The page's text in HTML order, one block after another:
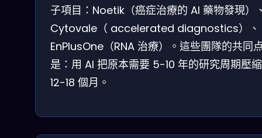
子項目：Noetik（癌症治療的 AI 藥物發現）
Cytovale（ accelerated diagnostics）、
EnPlusOne（RNA 治療）。這些團隊的共同
是：用 AI 把原本需要 5-10 年的研究周期壓
12-18 個月。